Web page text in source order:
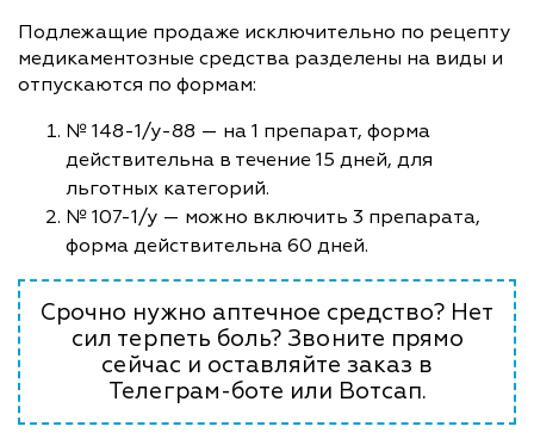
Подлежащие продаже исключительно по рецепту
медикаментозные средства разделены на виды и
отпускаются по формам:
№ 148-1/у-88 — на 1 препарат, форма
действительна в течение 15 дней, для
льготных категорий.
№ 107-1/у — можно включить 3 препарата,
форма действительна 60 дней.
Срочно нужно аптечное средство? Нет
сил терпеть боль? Звоните прямо
сейчас и оставляйте заказ в
Телеграм-боте или Вотсап.